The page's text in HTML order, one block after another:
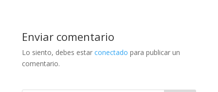
Enviar comentario
Lo siento, debes estar conectado para publicar un
comentario.